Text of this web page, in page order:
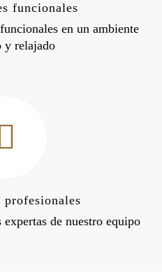
funcionales
en un ambiente
y relajado
profesionales
de nuestro equipo